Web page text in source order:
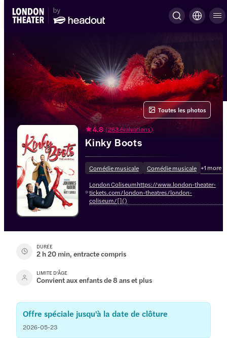
4.8 (263 évaluations)
Kinky Boots
Comédie musicale Comédie musicale +1 more
London Coliseumhttps://www.london-theater-
tickets.com/london-theatres/london-
coliseum/[]()
Toutes les photos
DURÉE
2 h 20 min, entracte compris
LIMITE D'ÂGE
Convient aux enfants de 8 ans et plus
Offre spéciale jusqu'à la date de clôture
2026-05-23